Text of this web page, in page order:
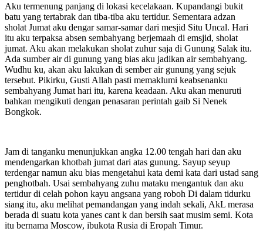
Aku termenung panjang di lokasi kecelakaan. Kupandangi bukit
batu yang tertabrak dan tiba-tiba aku tertidur. Sementara adzan
sholat Jumat aku dengar samar-samar dari mesjid Situ Uncal. Hari
itu aku terpaksa absen sembahyang berjemaah di emsjid, sholat
jumat. Aku akan melakukan sholat zuhur saja di Gunung Salak itu.
Ada sumber air di gunung yang bias aku jadikan air sembahyang.
Wudhu ku, akan aku lakukan di sember air gunung yang sejuk
tersebut. Pikirku, Gusti Allah pasti memaklumi keabsenanku
sembahyang Jumat hari itu, karena keadaan. Aku akan menuruti
bahkan mengikuti dengan penasaran perintah gaib Si Nenek
Bongkok.
Jam di tanganku menunjukkan angka 12.00 tengah hari dan aku
mendengarkan khotbah jumat dari atas gunung. Sayup seyup
terdengar namun aku bias mengetahui kata demi kata dari ustad sang
penghotbah. Usai sembahyang zuhu mataku mengantuk dan aku
tertidur di celah pohon kayu angsana yang roboh Di dalam tidurku
siang itu, aku melihat pemandangan yang indah sekali, AkL merasa
berada di suatu kota yanes cant k dan bersih saat musim semi. Kota
itu bernama Moscow, ibukota Rusia di Eropah Timur.